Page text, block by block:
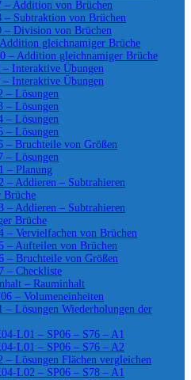
– Addition von Brüchen
– Subtraktion von Brüchen
– Division von Brüchen
gleichnamiger Brüche
– Addition gleichnamiger Brüche
Interaktive Übungen
Interaktive Übungen
– Lösungen
– Lösungen
– Lösungen
– Lösungen
– Bruchteile von Größen
– Lösungen
– Planung
– Addieren – Subtrahieren
Brüche
– Addieren – Subtrahieren
Brüche
– Vervielfachen von Brüchen
– Aufteilen von Brüchen
– Bruchteile von Größen
– Checkliste
– Rauminhalt
– Volumeneinheiten
Lösungen Wiederholungen der
L01 – SP06 – S76 – A1
L01 – SP06 – S76 – A2
Lösungen Flächen vergleichen
L02 – SP06 – S78 – A1